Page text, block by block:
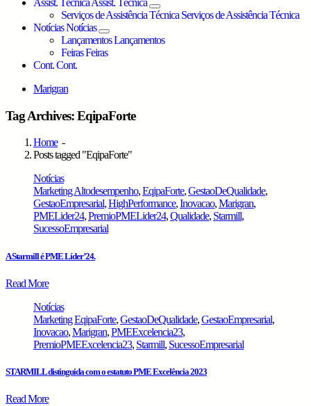
Assist. TécnicaAssist. Técnica
Serviços de Assistência Técnica Serviços de Assistência Técnica
NotíciasNotícias
LançamentosLançamentos
FeirasFeiras
Cont.Cont.
Marigran
Tag Archives: EqipaForte
Home-
Posts tagged "EqipaForte"
Notícias
MarketingAltodesempenho,EqipaForte,GestaoDeQualidade,
GestaoEmpresarial,HighPerformance,Inovacao,Marigran,
PMELider24,PremioPMELider24,Qualidade, Starmill,
SucessoEmpresarial
A Starmill é PME Líder’24.
Read More
Notícias
MarketingEqipaForte,GestaoDeQualidade,GestaoEmpresarial,
Inovacao,Marigran,PMEExcelencia23,
PremioPMEExcelencia23, Starmill, SucessoEmpresarial
STARMILL distinguida com o estatuto PME Excelência 2023
Read More